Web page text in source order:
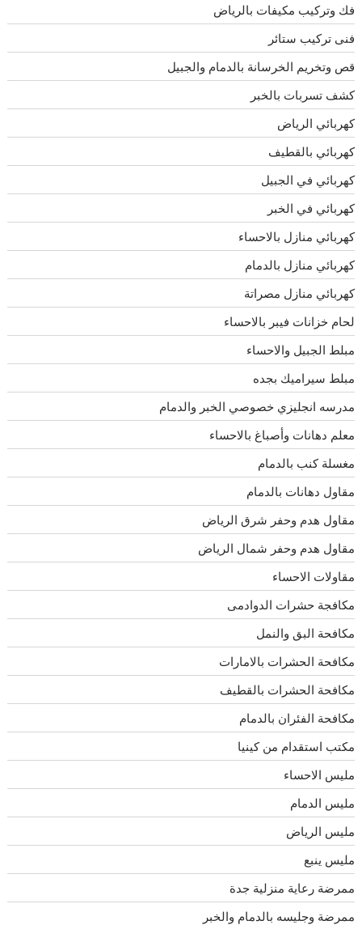
فك وتركيب مكيفات بالرياض
فنى تركيب ستائر
قص وتخريم الخرسانة بالدمام والجبيل
كشف تسربات بالخبر
كهربائي الرياض
كهربائي بالقطيف
كهربائي في الجبيل
كهربائي في الخبر
كهربائي منازل بالاحساء
كهربائي منازل بالدمام
كهربائي منازل مصراتة
لحام خزانات فيبر بالاحساء
مبلط الجبيل والاحساء
مبلط سيراميك بجده
مدرسه انجليزي خصوصي الخبر والدمام
معلم دهانات وأصباغ بالاحساء
مغسلة كنب بالدمام
مقاول دهانات بالدمام
مقاول هدم وحفر شرق الرياض
مقاول هدم وحفر شمال الرياض
مقاولات الاحساء
مكافجة حشرات الدوادمى
مكافحة البق والنمل
مكافحة الحشرات بالامارات
مكافحة الحشرات بالقطيف
مكافحة الفئران بالدمام
مكتب استقدام من كينيا
مليس الاحساء
مليس الدمام
مليس الرياض
مليس ينبع
ممرضة رعاية منزلية جدة
ممرضة وجليسه بالدمام والخبر